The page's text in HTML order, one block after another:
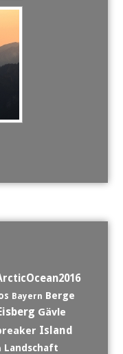
Bayern Berge
Gävle
Island
Landschaft